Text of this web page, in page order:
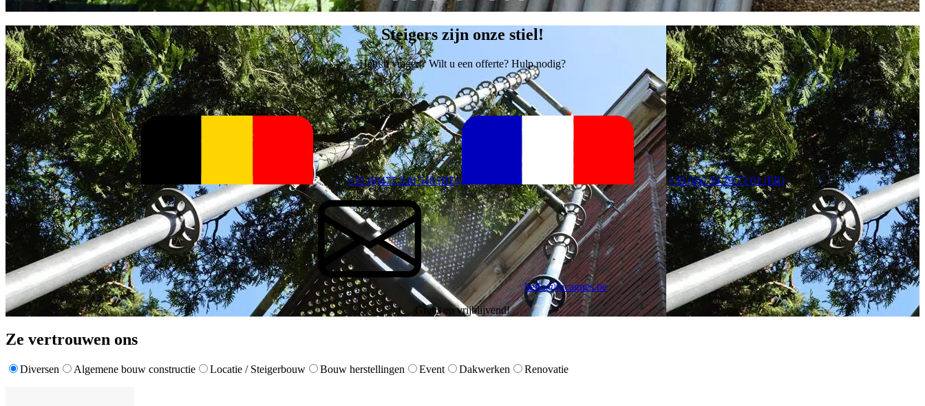
Steigers zijn onze stiel!
Hebt u vragen? Wilt u een offerte? Hulp nodig?
+32 (0)475 248 548 (BE) +33 (0)6 59 79 73 01 (FR)
hello@locagnes.be
Gratis en vrijblijvend!
Ze vertrouwen ons
Diversen Algemene bouw constructie Locatie / Steigerbouw Bouw herstellingen Event Dakwerken Renovatie